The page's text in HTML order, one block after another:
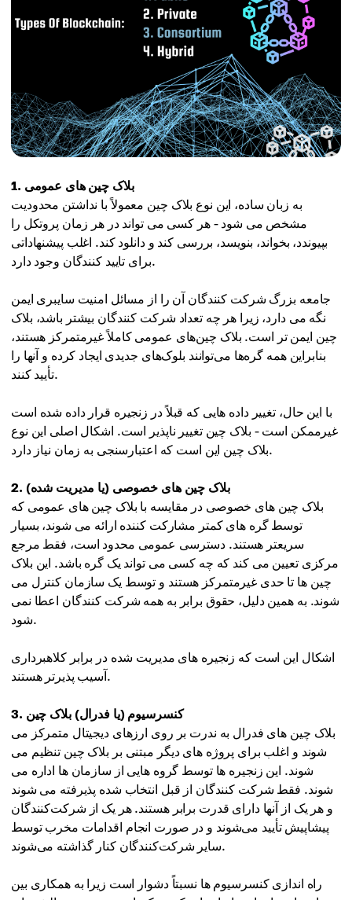
1. بلاک چین های عمومی
به زبان ساده، این نوع بلاک چین معمولاً با نداشتن محدودیت
مشخص می شود - هر کسی می تواند در هر زمان پروتکل را
بپیوندد، بخواند، بنویسد، بررسی کند و دانلود کند. اغلب پیشنهاداتی
برای تایید کنندگان وجود دارد.
جامعه بزرگ شرکت کنندگان آن را از مسائل امنیت سایبری ایمن
نگه می دارد، زیرا هر چه تعداد شرکت کنندگان بیشتر باشد، بلاک
چین ایمن تر است. بلاک چین‌های عمومی کاملاً غیرمتمرکز هستند،
بنابراین همه گره‌ها می‌توانند بلوک‌های جدیدی ایجاد کرده و آنها را
تأیید کنند.
با این حال، تغییر داده هایی که قبلاً در زنجیره قرار داده شده است
غیرممکن است - بلاک چین تغییر ناپذیر است. اشکال اصلی این نوع
بلاک چین این است که اعتبارسنجی به زمان نیاز دارد.
2. بلاک چین های خصوصی (یا مدیریت شده)
بلاک چین های خصوصی در مقایسه با بلاک چین های عمومی که
توسط گره های کمتر مشارکت کننده ارائه می شوند، بسیار
سریعتر هستند. دسترسی عمومی محدود است، فقط مرجع
مرکزی تعیین می کند که چه کسی می تواند یک گره باشد. این بلاک
چین ها تا حدی غیرمتمرکز هستند و توسط یک سازمان کنترل می
شوند. به همین دلیل، حقوق برابر به همه شرکت کنندگان اعطا نمی
شود.
اشکال این است که زنجیره های مدیریت شده در برابر کلاهبرداری
آسیب پذیرتر هستند.
3. کنسرسیوم (یا فدرال) بلاک چین
بلاک چین های فدرال به ندرت بر روی ارزهای دیجیتال متمرکز می
شوند و اغلب برای پروژه های دیگر مبتنی بر بلاک چین تنظیم می
شوند. این زنجیره ها توسط گروه هایی از سازمان ها اداره می
شوند. فقط شرکت کنندگان از قبل انتخاب شده پذیرفته می شوند
و هر یک از آنها دارای قدرت برابر هستند. هر یک از شرکت‌کنندگان
پیشاپیش تأیید می‌شوند و در صورت انجام اقدامات مخرب توسط
سایر شرکت‌کنندگان کنار گذاشته می‌شوند.
راه اندازی کنسرسیوم ها نسبتاً دشوار است زیرا به همکاری بین